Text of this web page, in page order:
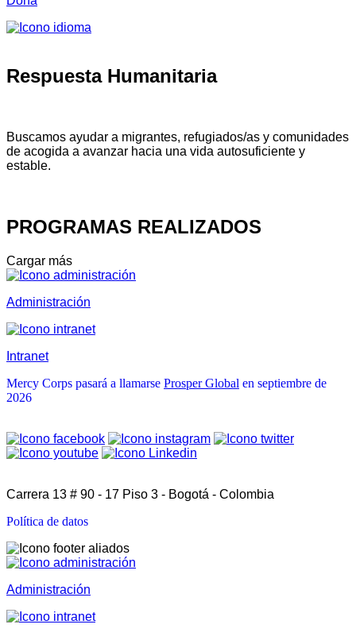
Respuesta Humanitaria
Buscamos ayudar a migrantes, refugiados/as y comunidades
de acogida a avanzar hacia una vida autosuficiente y
estable.
PROGRAMAS REALIZADOS
Cargar más
Administración
Intranet
Mercy Corps pasará a llamarse Prosper Global en septiembre de
2026
Carrera 13 # 90 - 17 Piso 3 - Bogotá - Colombia
Política de datos
Administración